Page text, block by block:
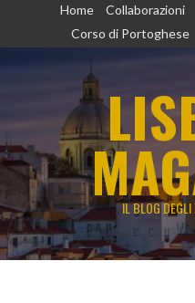
Home Collaborazioni
Corso di Portoghese
IL BLOG